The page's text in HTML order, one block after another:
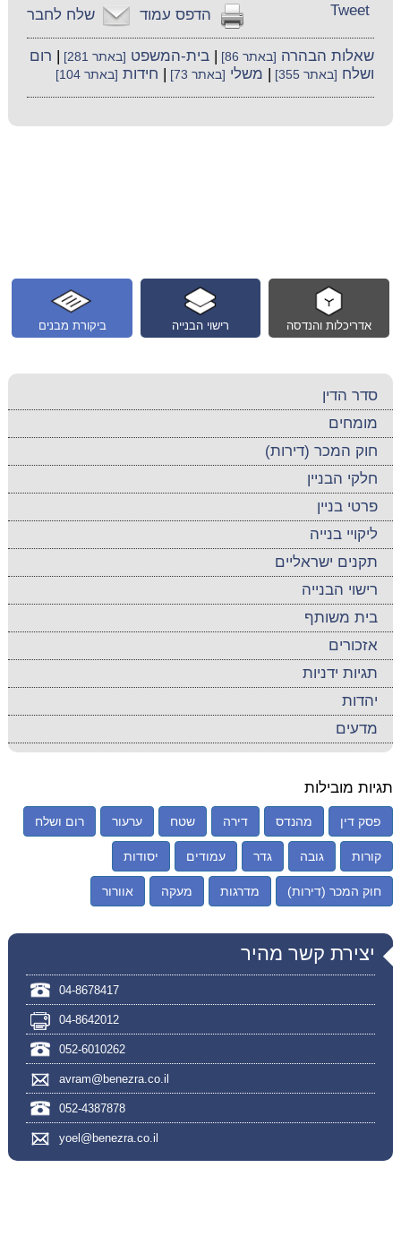
שלח לחבר הדפס עמוד Tweet
שאלות הבהרה [באתר 86] |בית-המשפט [באתר 281]
רום
ושלח [באתר 355] משלי [באתר 73] חידות [באתר 104]
ביקורת מבנים רישוי הבנייה אדריכלות והנדסה
סדר הדין
מומחים
חוק המכר (דירות)
חלקי הבניין
פרטי בניין
ליקויי בנייה
תקנים ישראליים
רישוי הבנייה
בית משותף
אזכורים
תגיות ידניות
יהדות
מדעים
תגיות מובילות
פסק דין מהנדס דירה שטח ערעור רום ושלח
קורות גובה גדר עמודים יסודות
חוק המכר (דירות) מדרגות מעקה אוורור
יצירת קשר מהיר
04-8678417
04-8642012
052-6010262
avram@benezra.co.il
052-4387878
yoel@benezra.co.il